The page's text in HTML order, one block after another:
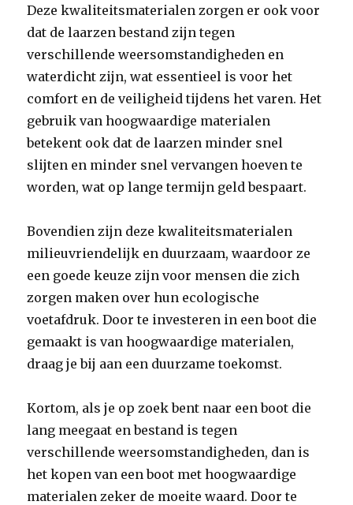
Deze kwaliteitsmaterialen zorgen er ook voor
dat de laarzen bestand zijn tegen
verschillende weersomstandigheden en
waterdicht zijn, wat essentieel is voor het
comfort en de veiligheid tijdens het varen. Het
gebruik van hoogwaardige materialen
betekent ook dat de laarzen minder snel
slijten en minder snel vervangen hoeven te
worden, wat op lange termijn geld bespaart.
Bovendien zijn deze kwaliteitsmaterialen
milieuvriendelijk en duurzaam, waardoor ze
een goede keuze zijn voor mensen die zich
zorgen maken over hun ecologische
voetafdruk. Door te investeren in een boot die
gemaakt is van hoogwaardige materialen,
draag je bij aan een duurzame toekomst.
Kortom, als je op zoek bent naar een boot die
lang meegaat en bestand is tegen
verschillende weersomstandigheden, dan is
het kopen van een boot met hoogwaardige
materialen zeker de moeite waard. Door te